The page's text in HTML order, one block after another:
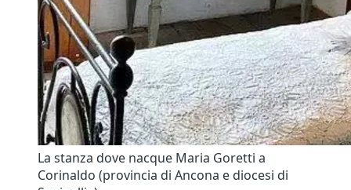
La stanza dove nacque Maria Goretti a
Corinaldo (provincia di Ancona e diocesi di